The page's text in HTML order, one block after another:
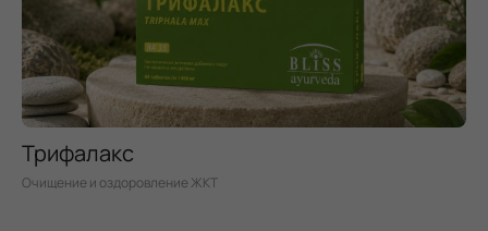
Трифалакс
Очищение и оздоровление ЖКТ